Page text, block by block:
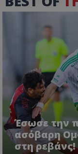
Έσωσε την
ασόβαρη
στη ρεβάνς!